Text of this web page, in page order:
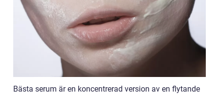
Bästa serum är en koncentrerad version av en flytande